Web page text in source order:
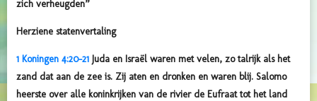
zich verheugden”
Herziene statenvertaling
1 Koningen 4:20-21 Juda en Israël waren met velen, zo talrijk als het
zand dat aan de zee is. Zij aten en dronken en waren blij. Salomo
heerste over alle koninkrijken van de rivier de Eufraat tot het land